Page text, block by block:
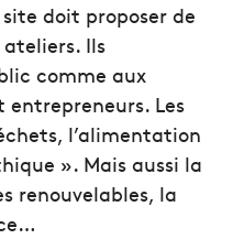
doit proposer de
Ils
comme aux
Les
l’alimentation
». Mais aussi la
renouvelables, la